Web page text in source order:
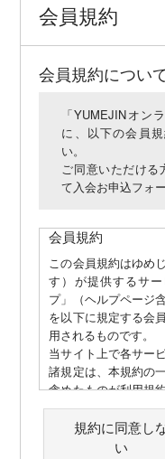
会員規約
会員規約につい
「YUMEJINオン
に、以下の会員
い。
ご同意いただける
て入会お申込フォ
会員規約
この会員規約はゆめ
す）が提供するサ
プ」（ヘルプページ
を以下に規定する会
用されるものです。
当サイト上で各サー
諸規定は、本規約の
含めたものが利用規
他社サイトとリンク
サポート範囲外とな
規約に同意し
い